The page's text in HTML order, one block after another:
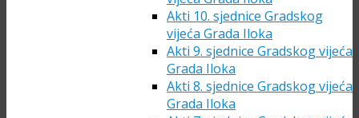
Akti 10. sjednice Gradskog
vijeća Grada Iloka
Akti 9. sjednice Gradskog vijeća
Grada Iloka
Akti 8. sjednice Gradskog vijeća
Grada Iloka